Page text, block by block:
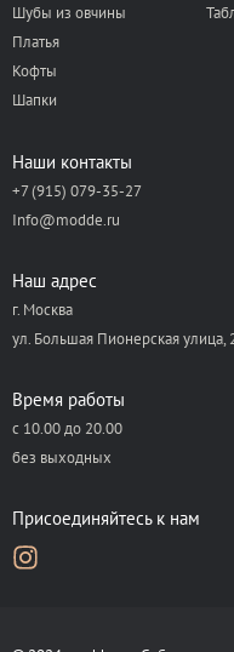
Шубы из овчины
Платья
Кофты
Шапки
Наши контакты
+7 (915) 079-35-27
Info@modde.ru
Наш адрес
г. Москва
ул. Большая Пионерская улица,
Время работы
с 10.00 до 20.00
без выходных
Присоединяйтесь к нам